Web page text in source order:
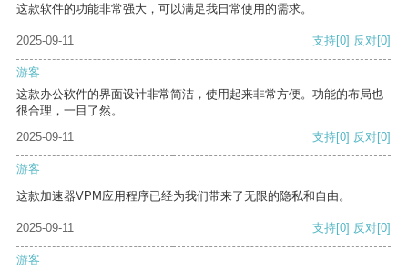
这款软件的功能非常强大，可以满足我日常使用的需求。
2025-09-11 支持[0] 反对[0]
游客
这款办公软件的界面设计非常简洁，使用起来非常方便。功能的布局也
很合理，一目了然。
2025-09-11
支持[0] 反对[0]
游客
这款加速器VPM应用程序已经为我们带来了无限的隐私和自由。
2025-09-11 支持[0] 反对[0]
游客